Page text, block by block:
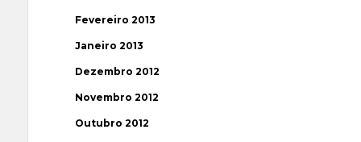
Fevereiro 2013
Janeiro 2013
Dezembro 2012
Novembro 2012
Outubro 2012